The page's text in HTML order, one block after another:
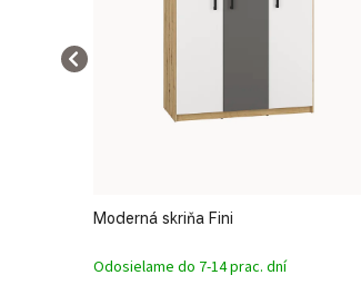
Moderná skriňa Fini
Odosielame do 7-14 prac. dní